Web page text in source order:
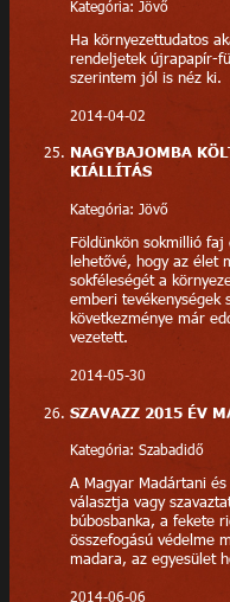
Kategória: Jövő
Ha környezettudatos
rendeljetek újrapapír-
szerintem jól is néz ki.
2014-04-02
NAGYBAJOMBA
KIÁLLÍTÁS
Kategória: Jövő
Földünkön sokmillió
lehetővé, hogy az élet
sokféleségét a
emberi tevékenységek
következménye már
vezetett.
2014-05-30
SZAVAZZ 2015 ÉV
Kategória: Szabadidő
A Magyar Madártani
választja vagy
búbosbanka, a fekete
összefogású védelme
madara, az egyesület
2014-06-06